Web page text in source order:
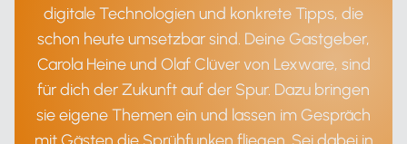
digitale Technologien und konkrete Tipps, die
schon heute umsetzbar sind. Deine Gastgeber,
Carola Heine und Olaf Clüver von Lexware, sind
für dich der Zukunft auf der Spur. Dazu bringen
sie eigene Themen ein und lassen im Gespräch